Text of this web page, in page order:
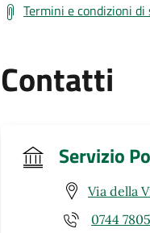
Termini e condizioni di
Contatti
Servizio
Via della
0744